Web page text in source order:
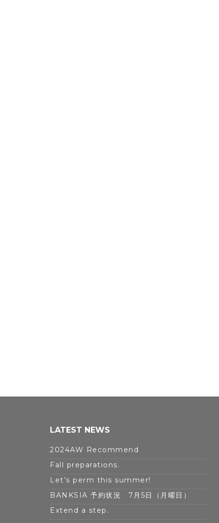
LATEST NEWS
2024AW Recommend
Fall preparations.
Let’s perm this summer!
BANKSIA 予約状況 7月5日（月曜日）
Extend a step.